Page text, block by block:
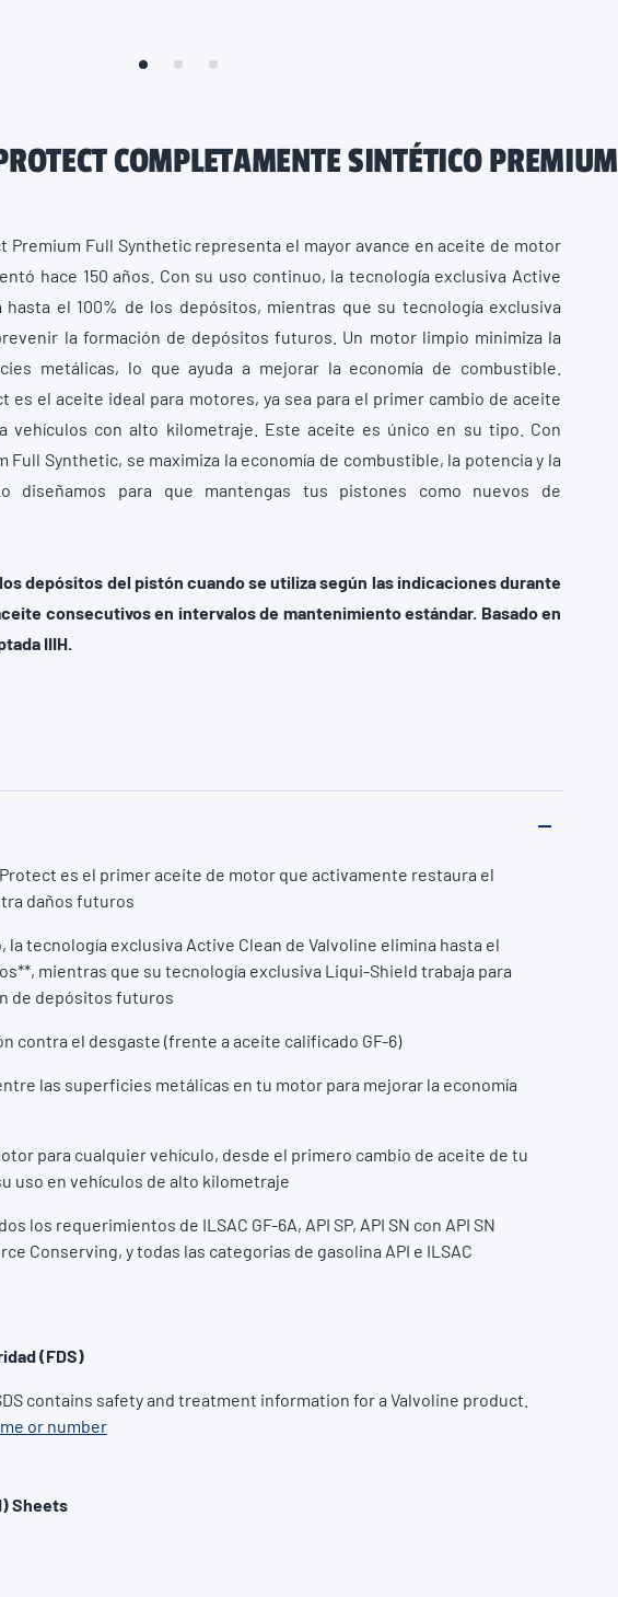
COMPLETAMENTE SINTÉTICO PREMIUM
Premium Full Synthetic representa el mayor avance en aceite de motor
hace 150 años. Con su uso continuo, la tecnología exclusiva Active
hasta el 100% de los depósitos, mientras que su tecnología exclusiva
la formación de depósitos futuros. Un motor limpio minimiza la
metálicas, lo que ayuda a mejorar la economía de combustible.
es el aceite ideal para motores, ya sea para el primer cambio de aceite
vehículos con alto kilometraje. Este aceite es único en su tipo. Con
Full Synthetic, se maximiza la economía de combustible, la potencia y la
diseñamos para que mantengas tus pistones como nuevos de
los depósitos del pistón cuando se utiliza según las indicaciones durante
consecutivos en intervalos de mantenimiento estándar. Basado en
IIIH.
es el primer aceite de motor que activamente restaura el
daños futuros
la tecnología exclusiva Active Clean de Valvoline elimina hasta el
mientras que su tecnología exclusiva Liqui-Shield trabaja para
de depósitos futuros
contra el desgaste (frente a aceite calificado GF-6)
las superficies metálicas en tu motor para mejorar la economía
para cualquier vehículo, desde el primero cambio de aceite de tu
uso en vehículos de alto kilometraje
los requerimientos de ILSAC GF-6A, API SP, API SN con API SN
Conserving, y todas las categorias de gasolina API e ILSAC
(FDS)
contains safety and treatment information for a Valvoline product.
or number
Sheets